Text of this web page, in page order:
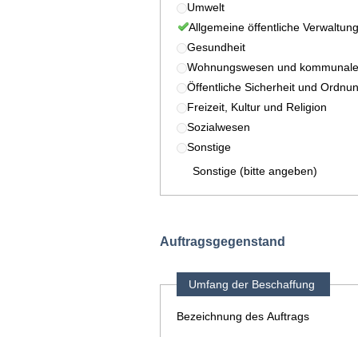
Umwelt
Allgemeine öffentliche Verwaltung
Gesundheit
Wohnungswesen und
Öffentliche Sicherheit und
Freizeit, Kultur und Religion
Sozialwesen
Sonstige
Sonstige (bitte angeben)
Auftragsgegenstand
Umfang der Beschaffung
Bezeichnung des Auftrags